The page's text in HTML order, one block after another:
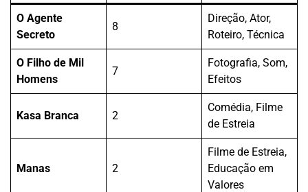
O Agente
Secreto
8
Direção, Ator,
Roteiro, Técnica
O Filho de Mil
Homens
7
Fotografia, Som,
Efeitos
Kasa Branca 2
Comédia, Filme
de Estreia
Manas 2
Filme de Estreia,
Educação em
Valores